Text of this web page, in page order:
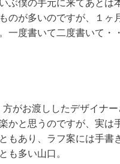
ぶ僕の手元に来てあとは
のが多いのですが、１ヶ
一度書いて二度書いて・
方がお渡ししたデザイナ
かと思うのですが、実は
もあり、ラフ案には手書
も多い山口。